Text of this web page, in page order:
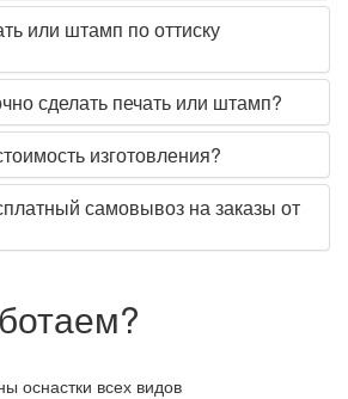
или штамп по оттиску
сделать печать или штамп?
изготовления?
самовывоз на заказы от
оснастки всех видов